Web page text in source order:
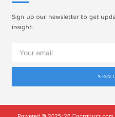
Sign up our newsletter to get
insight.
SIGN